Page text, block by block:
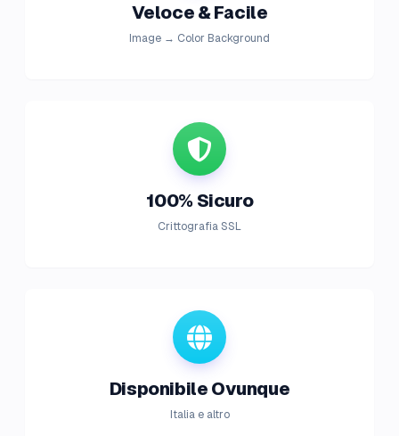
Veloce & Facile
Image → Color Background
100% Sicuro
Crittografia SSL
Disponibile Ovunque
Italia e altro